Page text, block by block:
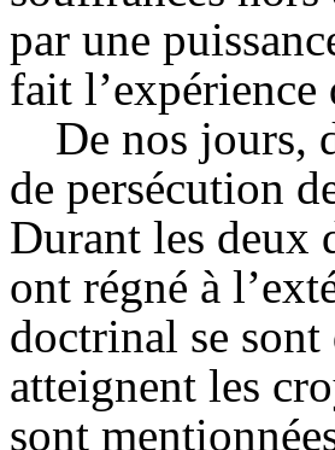
par une
fait
De nos jours,
de persécution
Durant les deux
ont régné à
doctrinal se
atteignent les
sont